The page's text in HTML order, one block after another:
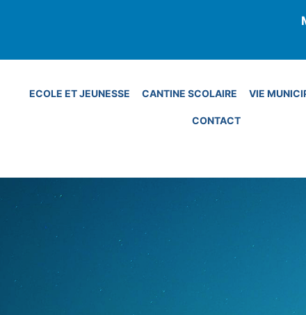
ECOLE ET JEUNESSE CANTINE SCOLAIRE VIE
CONTACT